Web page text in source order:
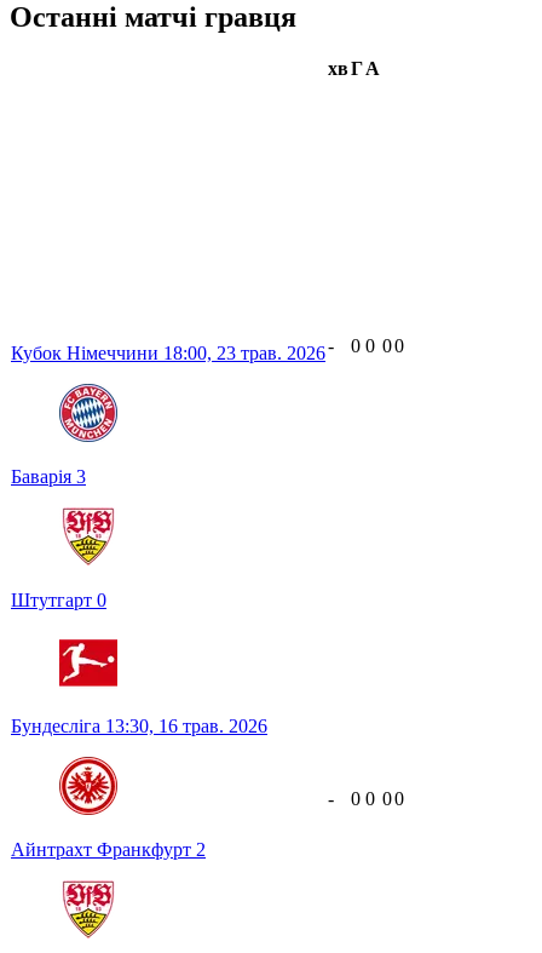
Останні матчі гравця
хвГА
Кубок Німеччини 18:00, 23 трав. 2026
Баварія 3
Штутгарт 0
- 0 0 00
Бундесліга 13:30, 16 трав. 2026
Айнтрахт Франкфурт 2
- 0 0 00